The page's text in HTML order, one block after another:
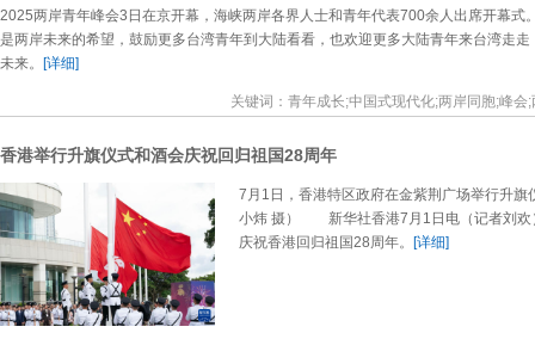
2025两岸青年峰会3日在京开幕，海峡两岸各界人士和青年代表700余人出席开幕式
是两岸未来的希望，鼓励更多台湾青年到大陆看看，也欢迎更多大陆青年来台湾走
未来。
[详细]
关键词：青年成长;中国式现代化;两岸同胞;峰
香港举行升旗仪式和酒会庆祝回归祖国28周年
7月1日，香港特区政府在金紫荆广场举行升
小炜 摄） 新华社香港7月1日电（记者刘欢
庆祝香港回归祖国28周年。
[详细]